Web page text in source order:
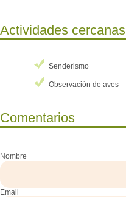
Actividades cercanas
Senderismo
Observación de aves
Comentarios
Nombre
Email